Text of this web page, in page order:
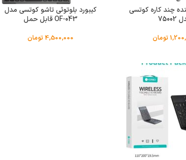
چند کاره کوتسی
تومان
کیبورد بلوتوثی تاشو کوتسی مدل
OF-043 قابل حمل
4,500,000 تومان